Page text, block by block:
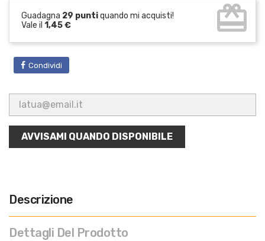
Guadagna 29 puntiquando mi acquisti!
Vale il 1,45 € card_giftcard
Condividi
AVVISAMI QUANDO DISPONIBILE
Descrizione
Dettagli Del Prodotto